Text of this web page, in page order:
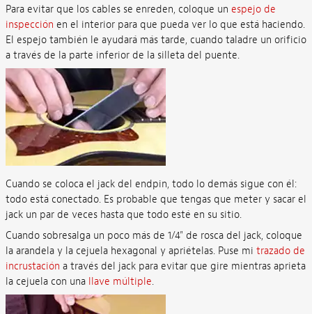
Para evitar que los cables se enreden, coloque un espejo de
inspección en el interior para que pueda ver lo que está haciendo.
El espejo también le ayudará más tarde, cuando taladre un orificio
a través de la parte inferior de la silleta del puente.
Cuando se coloca el jack del endpin, todo lo demás sigue con él:
todo está conectado. Es probable que tengas que meter y sacar el
jack un par de veces hasta que todo esté en su sitio.
Cuando sobresalga un poco más de 1/4" de rosca del jack, coloque
la arandela y la cejuela hexagonal y apriételas. Puse mi trazado de
incrustación a través del jack para evitar que gire mientras aprieta
la cejuela con una llave múltiple.